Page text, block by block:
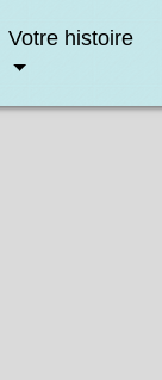
Votre histoire